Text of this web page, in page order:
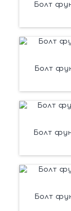
Болт
Болт
Болт
Болт